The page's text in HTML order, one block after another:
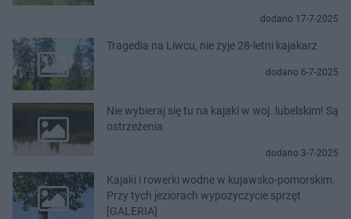
dodano 17-7-2025
Tragedia na Liwcu, nie żyje 28-letni kajakarz
dodano 6-7-2025
Nie wybieraj się tu na kajaki w woj. lubelskim! Są
ostrzeżenia
dodano 3-7-2025
Kajaki i rowerki wodne w kujawsko-pomorskim.
Przy tych jeziorach wypożyczycie sprzęt
[GALERIA]